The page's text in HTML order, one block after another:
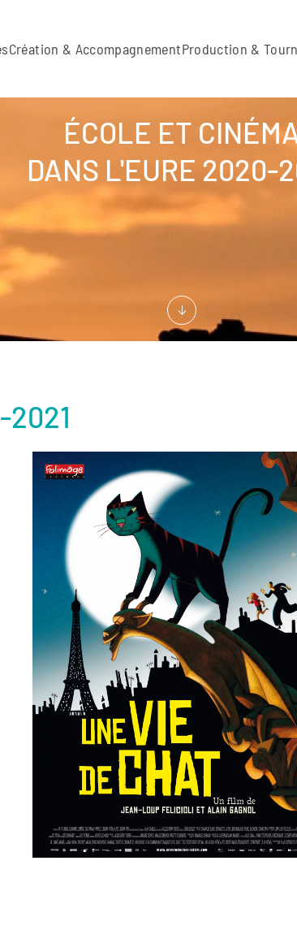
Création & AccompagnementProduction &
ÉCOLE ET
DANS L'EURE 2020-
2021
ème
Voir la fiche film